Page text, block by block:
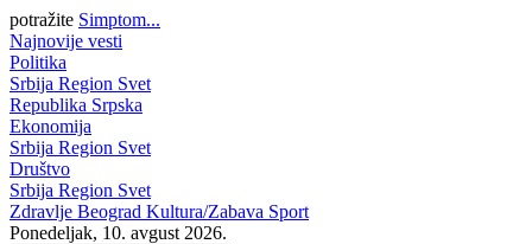
potražite Simptom...
Najnovije vesti
Politika
Srbija Region Svet
Republika Srpska
Ekonomija
Srbija Region Svet
Društvo
Srbija Region Svet
Zdravlje Beograd Kultura/Zabava Sport
Ponedeljak, 10. avgust 2026.